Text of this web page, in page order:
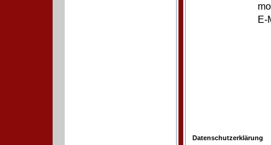
mobil:
E-
Datenschutzerklärung